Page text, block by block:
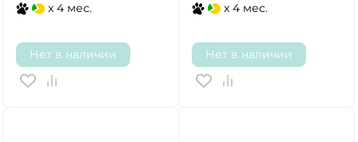
x 4 мес.
Нет в наличии
x 4 мес.
Нет в наличии